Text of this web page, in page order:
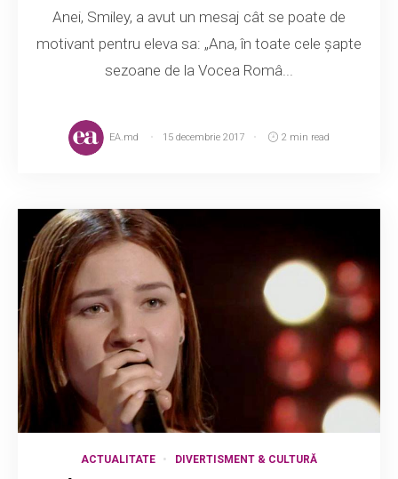
Anei, Smiley, a avut un mesaj cât se poate de
motivant pentru eleva sa: „Ana, în toate cele șapte
sezoane de la Vocea Româ...
EA.md 15 decembrie 2017 2 min read
ACTUALITATE DIVERTISMENT & CULTURĂ